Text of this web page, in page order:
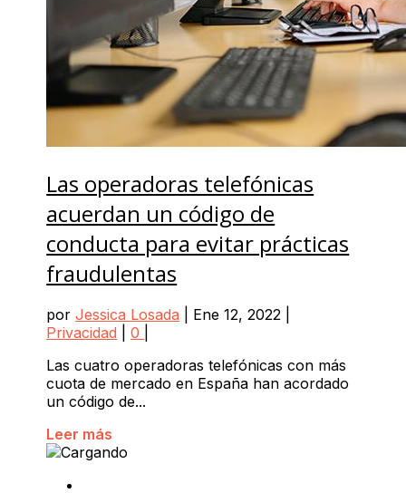
Las operadoras telefónicas
acuerdan un código de
conducta para evitar prácticas
fraudulentas
porJessica Losada Ene 12, 2022
Privacidad |0
Las cuatro operadoras telefónicas con más
cuota de mercado en España han acordado
un código de...
Leer más